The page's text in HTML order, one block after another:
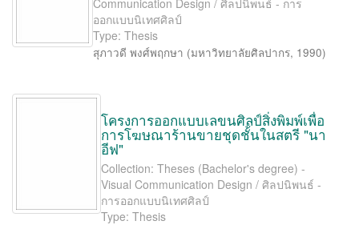
Communication Design / ศิลปนิพนธ์ - การ
ออกแบบนิเทศศิลป์
Type: Thesis
สุภาวดี พงศ์พฤกษา (มหาวิทยาลัยศิลปากร, 1990)
โครงการออกแบบเลขนศิลป์สิ่งพิมพ์เพื่อ
การโฆษณาร้านขายชุดชั้นในสตรี "นา
อีฟ"
Collection: Theses (Bachelor's degree) -
Visual Communication Design / ศิลปนิพนธ์ -
การออกแบบนิเทศศิลป์
Type: Thesis